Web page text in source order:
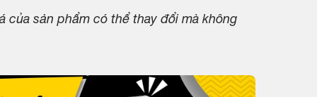
của sản phẩm có thể thay đổi mà không